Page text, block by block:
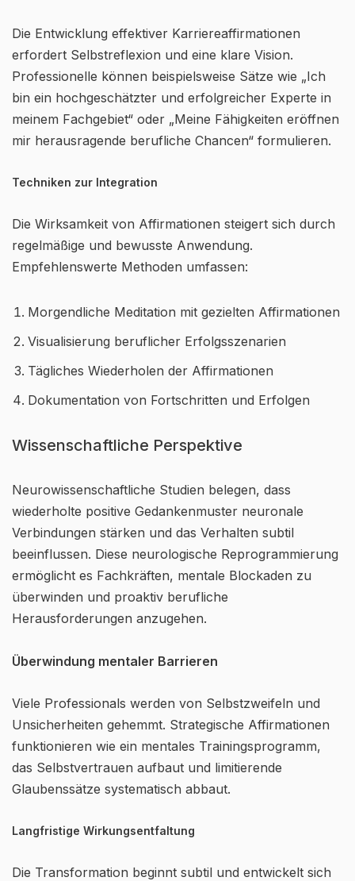
Die Entwicklung effektiver Karriereaffirmationen
erfordert Selbstreflexion und eine klare Vision.
Professionelle können beispielsweise Sätze wie „Ich
bin ein hochgeschätzter und erfolgreicher Experte in
meinem Fachgebiet“ oder „Meine Fähigkeiten eröffnen
mir herausragende berufliche Chancen“ formulieren.
Techniken zur Integration
Die Wirksamkeit von Affirmationen steigert sich durch
regelmäßige und bewusste Anwendung.
Empfehlenswerte Methoden umfassen:
Morgendliche Meditation mit gezielten Affirmationen
Visualisierung beruflicher Erfolgsszenarien
Tägliches Wiederholen der Affirmationen
Dokumentation von Fortschritten und Erfolgen
Wissenschaftliche Perspektive
Neurowissenschaftliche Studien belegen, dass
wiederholte positive Gedankenmuster neuronale
Verbindungen stärken und das Verhalten subtil
beeinflussen. Diese neurologische Reprogrammierung
ermöglicht es Fachkräften, mentale Blockaden zu
überwinden und proaktiv berufliche
Herausforderungen anzugehen.
Überwindung mentaler Barrieren
Viele Professionals werden von Selbstzweifeln und
Unsicherheiten gehemmt. Strategische Affirmationen
funktionieren wie ein mentales Trainingsprogramm,
das Selbstvertrauen aufbaut und limitierende
Glaubenssätze systematisch abbaut.
Langfristige Wirkungsentfaltung
Die Transformation beginnt subtil und entwickelt sich